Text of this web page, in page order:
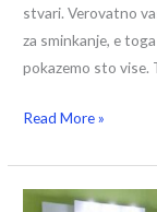
stvari. Verovatno
za sminkanje, e
pokazemo sto vise.
Read More »
Najbolji